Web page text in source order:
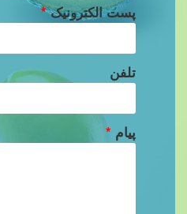
پست الکترونیک*
تلفن
پیام *